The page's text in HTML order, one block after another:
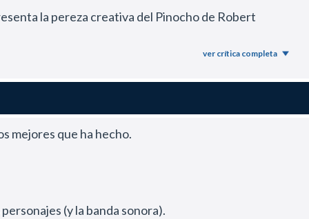
la pereza creativa del Pinocho de Robert
en una villana incomprendida como las aberraciones
esta remake al menos hubo un mínimo intento por
siempre fue bastante soso.
ver crítica completa
mejores que ha hecho.
(y la banda sonora).